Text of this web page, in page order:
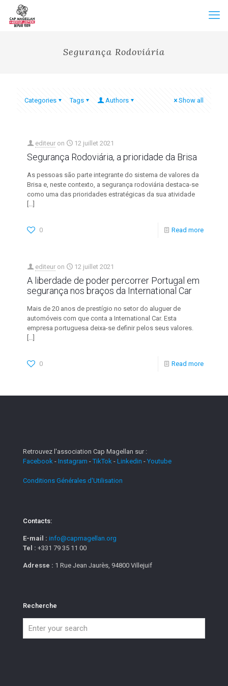
Segurança Rodoviária
Categories Tags Authors Show all
editeur on 12 juillet 2021
Segurança Rodoviária, a prioridade da Brisa
As pessoas são parte integrante do sistema de valores da
Brisa e, neste contexto, a segurança rodoviária destaca-se
como uma das prioridades estratégicas da sua atividade
[…]
0 Read more
editeur on 12 juillet 2021
A liberdade de poder percorrer Portugal em
segurança nos braços da International Car
Mais de 20 anos de prestígio no setor do aluguer de
automóveis com que conta a International Car. Esta
empresa portuguesa deixa-se definir pelos seus valores.
[…]
0 Read more
Retrouvez l'association Cap Magellan sur :
Facebook - Instagram -TikTok - Linkedin - Youtube
Conditions Générales d'Utilisation
Contacts:
E-mail : info@capmagellan.org
Tel : +331 79 35 11 00
Adresse : 1 Rue Jean Jaurès, 94800 Villejuif
Recherche